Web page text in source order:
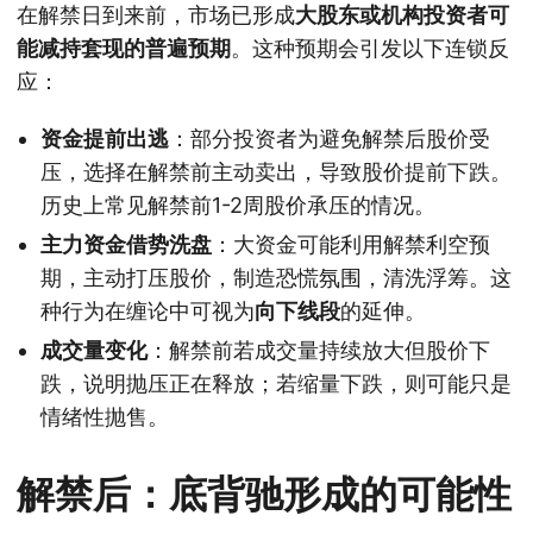
在解禁日到来前，市场已形成大股东或机构投资者可
能减持套现的普遍预期。这种预期会引发以下连锁反
应：
资金提前出逃 ：部分投资者为避免解禁后股价受
压，选择在解禁前主动卖出，导致股价提前下跌。
历史上常见解禁前1-2周股价承压的情况。
主力资金借势洗盘 ：大资金可能利用解禁利空预
期，主动打压股价，制造恐慌氛围，清洗浮筹。这
种行为在缠论中可视为向下线段的延伸。
成交量变化：解禁前若成交量持续放大但股价下
跌，说明抛压正在释放；若缩量下跌，则可能只是
情绪性抛售。
解禁后：底背驰形成的可能性